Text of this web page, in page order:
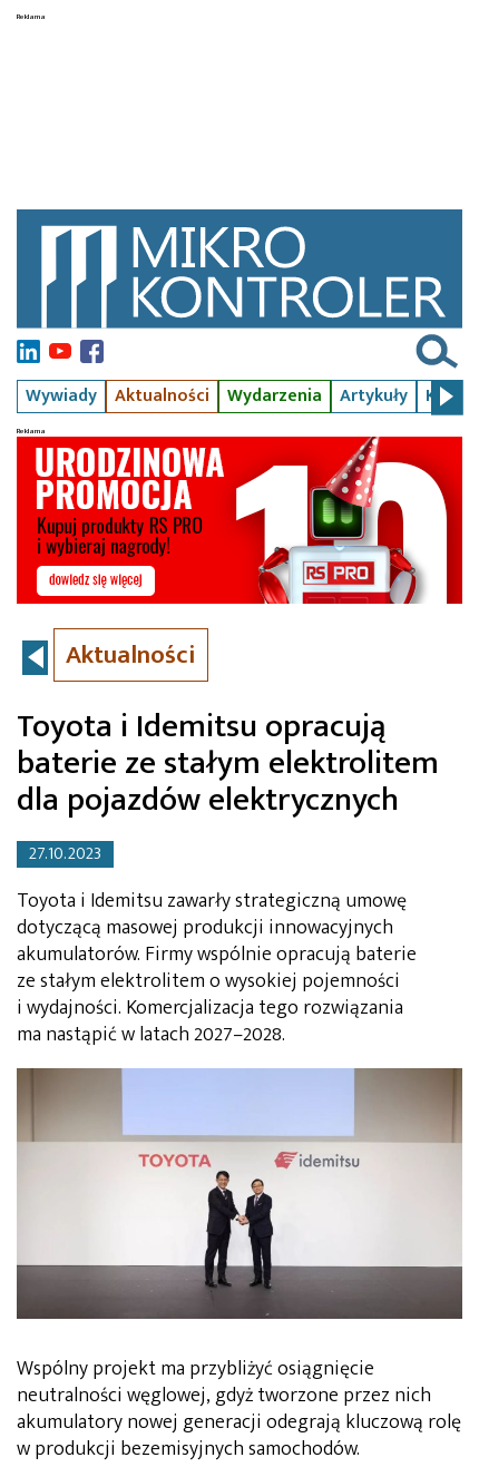
Wywiady Aktualności Wydarzenia Artykuły Kursy
Aktualności
Toyota i Idemitsu opracują
baterie ze stałym elektrolitem
dla pojazdów elektrycznych
27.10.2023
Toyota i Idemitsu zawarły strategiczną umowę
dotyczącą masowej produkcji innowacyjnych
akumulatorów. Firmy wspólnie opracują baterie
ze stałym elektrolitem o wysokiej pojemności
i wydajności. Komercjalizacja tego rozwiązania
ma nastąpić w latach 2027–2028.
Wspólny projekt ma przybliżyć osiągnięcie
neutralności węglowej, gdyż tworzone przez nich
akumulatory nowej generacji odegrają kluczową rolę
w produkcji bezemisyjnych samochodów.